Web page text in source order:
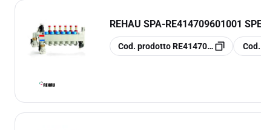
REHAU SPA-RE414709601001
copia
Cod. prodotto RE414709601001copia